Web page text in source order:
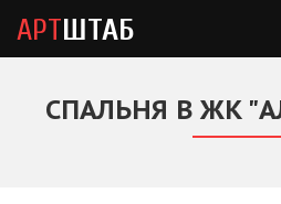
АРТШТАБ
СПАЛЬНЯ В ЖК